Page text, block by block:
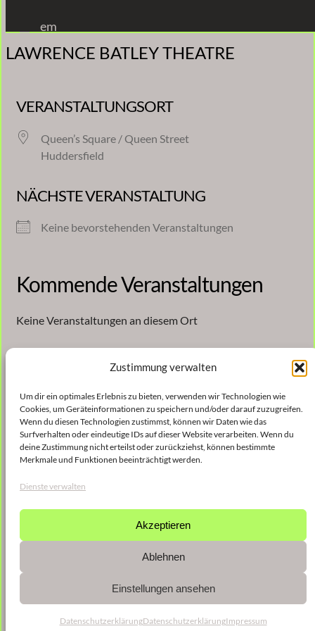
Zustimmung verwalten
Um dir ein optimales Erlebnis zu bieten, verwenden wir Technologien wie
Cookies, um Geräteinformationen zu speichern und/oder darauf zuzugreifen.
Wenn du diesen Technologien zustimmst, können wir Daten wie das
Surfverhalten oder eindeutige IDs auf dieser Website verarbeiten. Wenn du
deine Zustimmung nicht erteilst oder zurückziehst, können bestimmte
Merkmale und Funktionen beeinträchtigt werden.
Dienste verwalten
Akzeptieren
Ablehnen
Einstellungen ansehen
DatenschutzerklärungDatenschutzerklärungImpressum
Inhalt
springen
em
LAWRENCE BATLEY THEATRE
VERANSTALTUNGSORT
Queen’s Square / Queen Street
Huddersfield
NÄCHSTE VERANSTALTUNG
Keine bevorstehenden Veranstaltungen
Kommende Veranstaltungen
Keine Veranstaltungen an diesem Ort
Veröffentlicht 9. Januar 2023 in